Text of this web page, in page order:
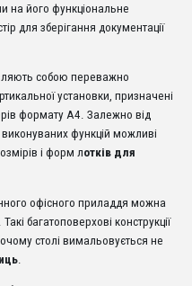
на його функціональне
для зберігання документації
собою переважно
установки, призначені
формату А4. Залежно від
виконуваних функцій можливі
і форм лотків для
офісного приладдя можна
Такі багатоповерхові конструкції
столі вимальовується не
.